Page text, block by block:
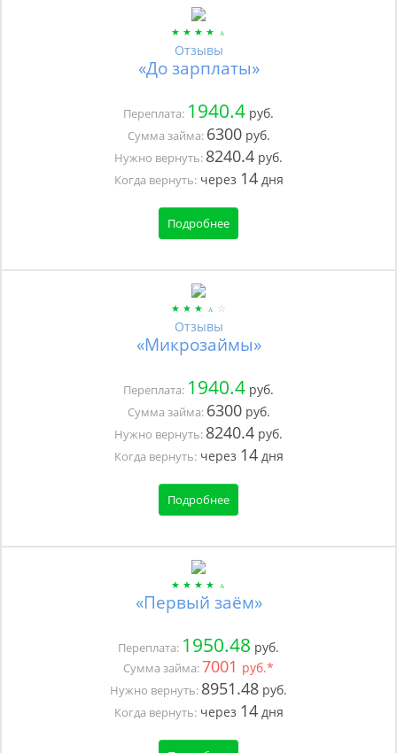
Отзывы
«До зарплаты»
Переплата: 1940.4 руб.
Сумма займа: 6300руб.
Нужно вернуть: 8240.4 руб.
Когда вернуть:через 14дня
Подробнее
Отзывы
«Микрозаймы»
Переплата: 1940.4 руб.
Сумма займа: 6300руб.
Нужно вернуть: 8240.4 руб.
Когда вернуть:через 14дня
Подробнее
«Первый заём»
Переплата: 1950.48 руб.
Сумма займа:7001 руб.*
Нужно вернуть: 8951.48 руб.
Когда вернуть:через 14дня